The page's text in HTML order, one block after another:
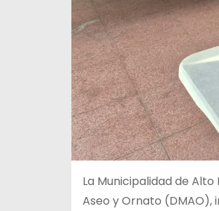
La Municipalidad de
Aseo y Ornato (DMAO),